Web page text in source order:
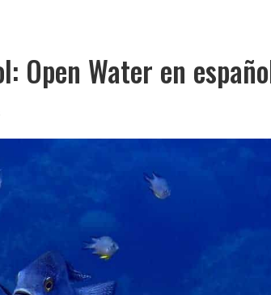
Open Water en